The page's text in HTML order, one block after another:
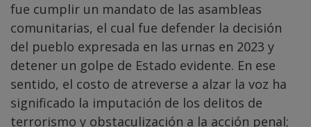
fue cumplir un mandato de las asambleas
comunitarias, el cual fue defender la decisión
del pueblo expresada en las urnas en 2023 y
detener un golpe de Estado evidente. En ese
sentido, el costo de atreverse a alzar la voz ha
significado la imputación de los delitos de
terrorismo y obstaculización a la acción penal;